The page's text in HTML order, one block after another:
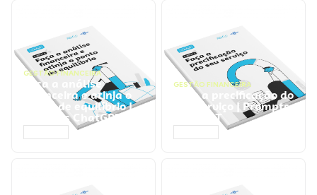
GESTÃO FINANCEIRA
Faça a análise
financeira e atinja o
ponto de equilíbrio |
Prompts ChatGPT
GESTÃO FINANCEIRA
Faça a precificação do
seu serviço | Prompts
ChatGPT